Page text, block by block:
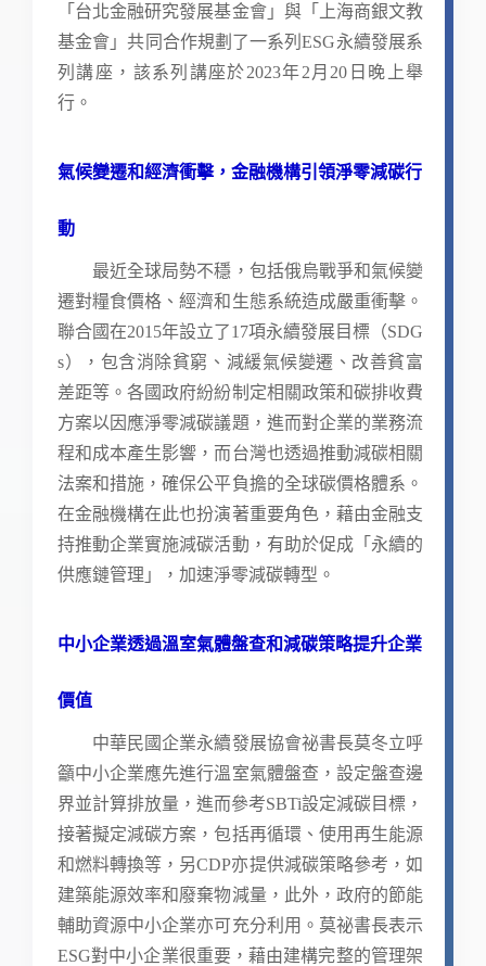
「台北金融研究發展基金會」與「上海商銀文教
基金會」共同合作規劃了一系列ESG永續發展系
列講座，該系列講座於2023年2月20日晚上舉
行。
氣候變遷和經濟衝擊，金融機構引領淨零減碳行
動
最近全球局勢不穩，包括俄烏戰爭和氣候變
遷對糧食價格、經濟和生態系統造成嚴重衝擊。
聯合國在2015年設立了17項永續發展目標（SDG
s），包含消除貧窮、減緩氣候變遷、改善貧富
差距等。各國政府紛紛制定相關政策和碳排收費
方案以因應淨零減碳議題，進而對企業的業務流
程和成本產生影響，而台灣也透過推動減碳相關
法案和措施，確保公平負擔的全球碳價格體系。
在金融機構在此也扮演著重要角色，藉由金融支
持推動企業實施減碳活動，有助於促成「永續的
供應鏈管理」，加速淨零減碳轉型。
中小企業透過溫室氣體盤查和減碳策略提升企業
價值
中華民國企業永續發展協會祕書長莫冬立呼
籲中小企業應先進行溫室氣體盤查，設定盤查邊
界並計算排放量，進而參考SBTi設定減碳目標，
接著擬定減碳方案，包括再循環、使用再生能源
和燃料轉換等，另CDP亦提供減碳策略參考，如
建築能源效率和廢棄物減量，此外，政府的節能
輔助資源中小企業亦可充分利用。莫祕書長表示
ESG對中小企業很重要，藉由建構完整的管理架